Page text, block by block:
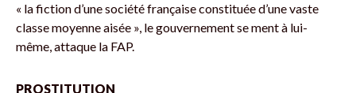
« la fiction d’une société française constituée d’une vaste
classe moyenne aisée », le gouvernement se ment à lui-
même, attaque la FAP.
PROSTITUTION